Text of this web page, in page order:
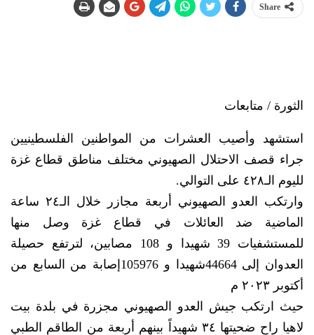
Share
الثورة / متابعات
استشهد وأصيب العشرات من المواطنين الفلسطينيين
جراء قصف الاحتلال الصهيوني مختلف مناطق قطاع غزة
لليوم الـ٤٢٨ على التوالي.
وارتكب العدو الصهيوني أربعة مجازر خلال الـ٢٤ ساعة
الماضية ضد العائلات في قطاع غزة وصل منها
للمستشفيات 39 شهيدا و 108 مصابين، لترتفع حصيلة
العدوان إلى 44664شهيدا و 105976إصابة من السابع من
أكتوبر ٢٠٢٣ م
حيث ارتكب جيش العدو الصهيوني مجزرة في بلدة بيت
لاهيا راح ضحيتها ٣٤ شهيداً بينهم أربعة من الطاقم الطبي